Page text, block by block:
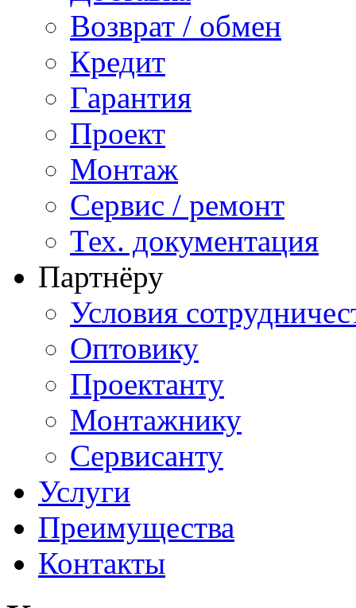
Возврат / обмен
Кредит
Гарантия
Проект
Монтаж
Сервис / ремонт
Тех. документация
Партнёру
Условия
Оптовику
Проектанту
Монтажнику
Сервисанту
Услуги
Преимущества
Контакты